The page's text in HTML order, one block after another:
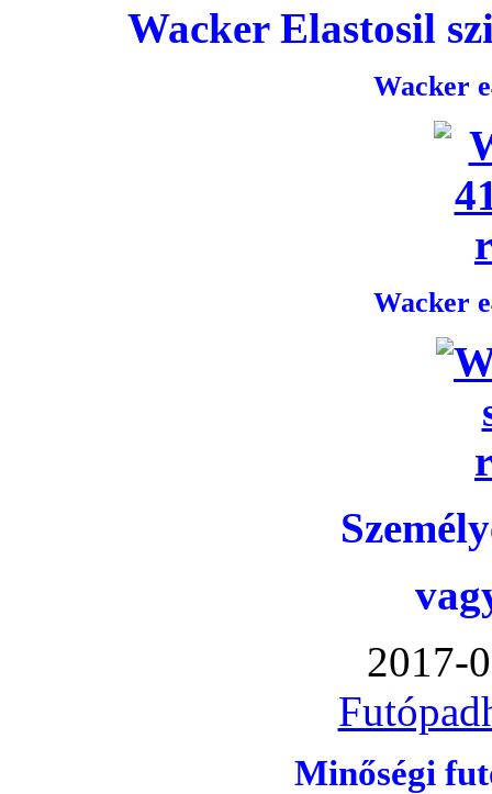
Wacker Elastosil
Wacker
Wacker
2017-
Minőségi